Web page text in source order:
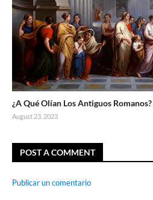
¿A Qué Olían Los Antiguos Romanos?
August 23, 2023
POST A COMMENT
Publicar un comentario